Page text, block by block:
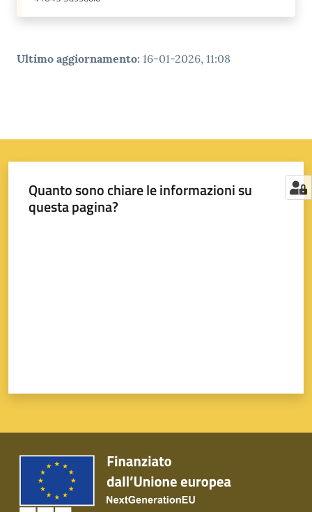
Ultimo aggiornamento: 16-01-2026, 11:08
Quanto sono chiare le informazioni su
questa pagina?